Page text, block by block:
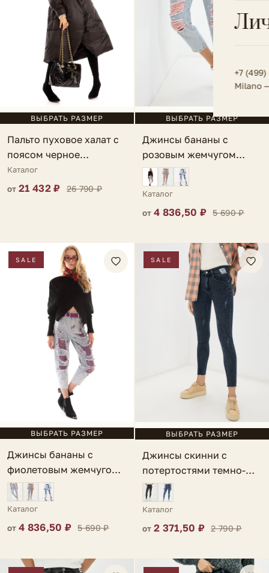
Весь
+7
Milano
ВЫБРАТЬ РАЗМЕР
Пальто пуховое халат с
поясом черное
Manciano
Каталог
от 21 432 ₽ 26 790 ₽
ВЫБРАТЬ РАЗМЕР
Джинсы бананы с
розовым жемчугом
голубые Perla
Каталог
от 4 836,50 ₽ 5 690 ₽
SALE
ВЫБРАТЬ РАЗМЕР
Джинсы бананы с
фиолетовым жемчугом
голубые Perla
Каталог
от 4 836,50 ₽ 5 690 ₽
SALE
ВЫБРАТЬ РАЗМЕР
Джинсы скинни с
потертостями темно-
синие Caulonia
Каталог
от 2 371,50 ₽ 2 790 ₽